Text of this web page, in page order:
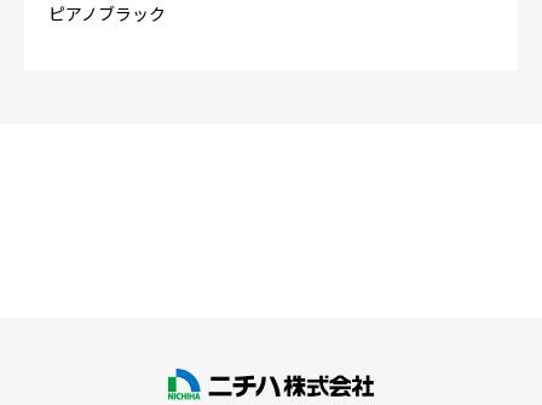
ピアノブラック